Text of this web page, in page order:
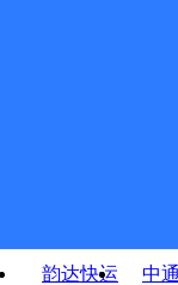
韵达快运
中